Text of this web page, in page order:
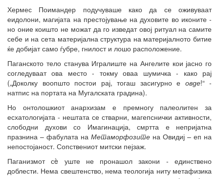
Хермес Поимандер подучуваше како да се оживуваат
еидолони, магијата на престојување на духовите во иконите -
но оние коишто не можат да го изведат овој ритуал на самите
себе и на сета материјална структура на материјалното битие
ќе добијат само ѓубре, гнилост и лошо расположение.
Паганското тело станува Игралиште на Ангелите кои јасно го
согледуваат ова место - токму оваа шумичка - како рај
(„Доколку воопшто постои рај, тогаш засигурно е овде!“ -
натпис на портата на Мугалската градина).
Но онтолошкиот анархизам е премногу палеолитен за
есхатологијата - нештата се стварни, магепснички активности,
слободни духови со Имагинација, смртта е непријатна
празнина – фабулата на Метаморфозите на Овидиј – еп на
непостојаност. Сопствениот митски пејзаж.
Паганизмот сè уште не пронашол закони - единствено
доблести. Нема свештенство, нема теологија ниту метафизика